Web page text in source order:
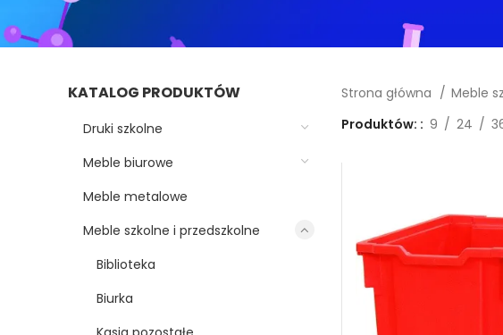
KATALOG PRODUKTÓW
Druki szkolne
Meble biurowe
Meble metalowe
Meble szkolne i przedszkolne
Biblioteka
Biurka
Strona główna Meble
Produktów:
9 24